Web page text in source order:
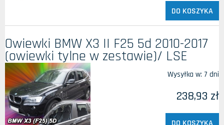
DO KOSZYKA
Owiewki BMW X3 II F25 5d 2010-2017
(owiewki tylne w zestawie)/ LSE
Wysyłka w: 7 dni
238,93 zł